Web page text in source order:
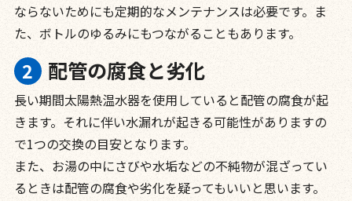
ならないためにも定期的なメンテナンスは必要です。ま
た、ボトルのゆるみにもつながることもあります。
配管の腐食と劣化
長い期間太陽熱温水器を使用していると配管の腐食が起
きます。それに伴い水漏れが起きる可能性がありますの
で1つの交換の目安となります。
また、お湯の中にさびや水垢などの不純物が混ざってい
るときは配管の腐食や劣化を疑ってもいいと思います。